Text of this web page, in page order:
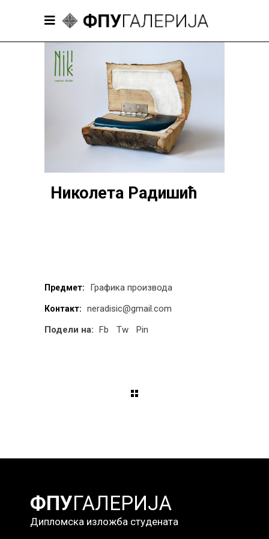
Николета Радишић
Предмет: Графика производа
Контакт:
neradisic@gmail.com
Подели на: Fb Tw Pin
ФПУГАЛЕРИЈА
Дипломска изложба студената